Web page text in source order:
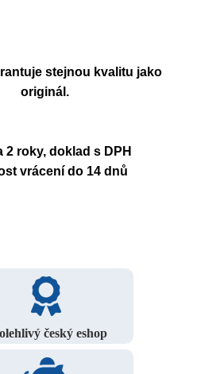
stejnou kvalitu jako
originál.
2 roky, doklad s DPH
vrácení do 14 dnů
český eshop